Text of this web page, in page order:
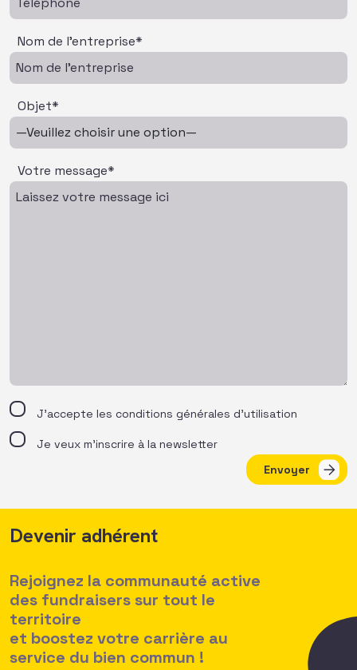
Nom de l'entreprise*
Objet*
Votre message*
J’accepte les conditions générales d’utilisation
Je veux m'inscrire à la newsletter
Envoyer
Devenir adhérent
Rejoignez la communauté active
des fundraisers sur tout le
territoire
et boostez votre carrière au
service du bien commun !